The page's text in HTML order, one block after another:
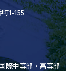
1-155
際中等部・高等部